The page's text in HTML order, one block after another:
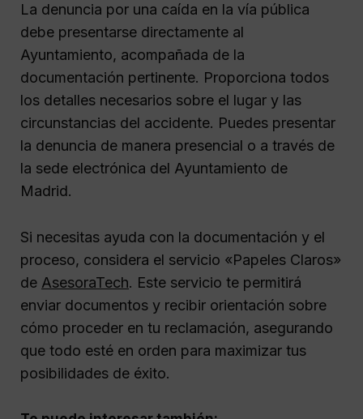
La denuncia por una caída en la vía pública
debe presentarse directamente al
Ayuntamiento, acompañada de la
documentación pertinente. Proporciona todos
los detalles necesarios sobre el lugar y las
circunstancias del accidente. Puedes presentar
la denuncia de manera presencial o a través de
la sede electrónica del Ayuntamiento de
Madrid.
Si necesitas ayuda con la documentación y el
proceso, considera el servicio «Papeles Claros»
de AsesoraTech. Este servicio te permitirá
enviar documentos y recibir orientación sobre
cómo proceder en tu reclamación, asegurando
que todo esté en orden para maximizar tus
posibilidades de éxito.